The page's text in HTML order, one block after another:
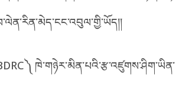
ཁེ་གཉེར་མིན་པའི་རྩ་འཛུགས་ཤིག་ཡིན་